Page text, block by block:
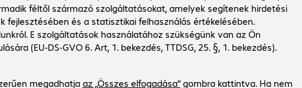
és
amint